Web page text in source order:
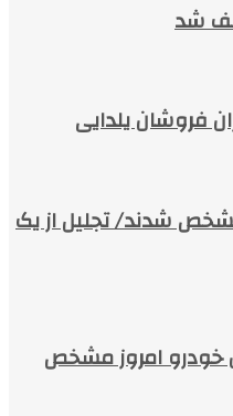
شد
فروشان یلدایی
شدند/ تجلیل از یک
خودرو امروز مشخص